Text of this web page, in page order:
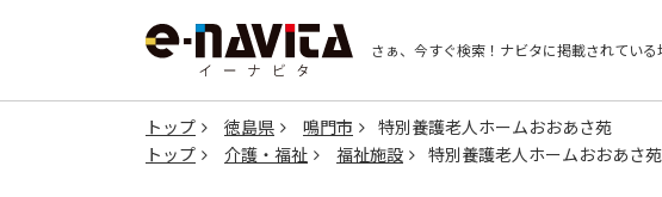
さぁ、今すぐ検索！ ナビタに掲載されている
トップ 徳島県 鳴門市
特別養護老人ホームおおあさ苑
トップ
介護・福祉 福祉施設 特別養護老人ホームおおあさ苑